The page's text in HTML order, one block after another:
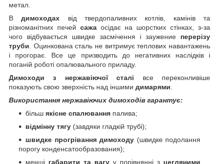
метал.
Вдимоходах від твердопаливних котлів, камінів та
різноманітних печей сажа осідає на шорстких стінках, з-за
чого відбувається швидке засмічення і заужение перерізу
труби . Оцинкована сталь не витримує теплових навантажень
і прогорає. Все це призводить до негативних наслідків і
поганій роботі опалювального приладу.
Димоходи з нержавіючої сталі все переконливіше
показують свою зверхність над іншими димарями
Використання нержавіючих димоходів гарантує:
більш якісне спалювання палива;
відмінну тягу (завдяки гладкій трубі);
швидке прогрівання димоходу (швидке подолання
порогу конденсатообразования);
менші габарити та вагу у порівнянні з цегляними